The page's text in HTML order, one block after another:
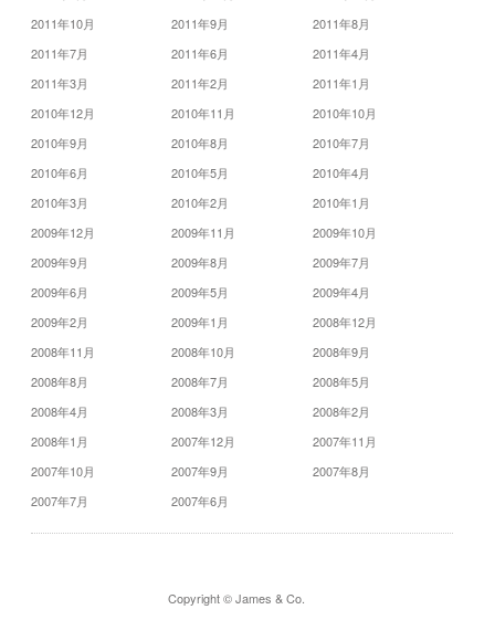
2011年10月
2011年9月
2011年8月
2011年7月
2011年6月
2011年4月
2011年3月
2011年2月
2011年1月
2010年12月
2010年11月
2010年10月
2010年9月
2010年8月
2010年7月
2010年6月
2010年5月
2010年4月
2010年3月
2010年2月
2010年1月
2009年12月
2009年11月
2009年10月
2009年9月
2009年8月
2009年7月
2009年6月
2009年5月
2009年4月
2009年2月
2009年1月
2008年12月
2008年11月
2008年10月
2008年9月
2008年8月
2008年7月
2008年5月
2008年4月
2008年3月
2008年2月
2008年1月
2007年12月
2007年11月
2007年10月
2007年9月
2007年8月
2007年7月
2007年6月
Copyright © James & Co.